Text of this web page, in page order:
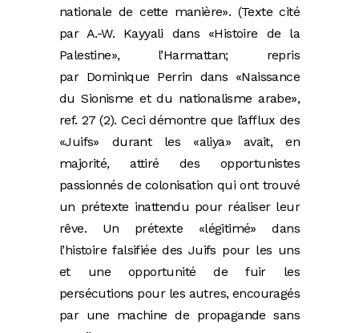
nationale de cette manière». (Texte cité
par A.-W. Kayyali dans «Histoire de la
Palestine», l’Harmattan; repris
par Dominique Perrin dans «Naissance
du Sionisme et du nationalisme arabe»,
ref. 27 (2). Ceci démontre que l’afflux des
«Juifs» durant les «aliya» avait, en
majorité, attiré des opportunistes
passionnés de colonisation qui ont trouvé
un prétexte inattendu pour réaliser leur
rêve. Un prétexte «légitimé» dans
l’histoire falsifiée des Juifs pour les uns
et une opportunité de fuir les
persécutions pour les autres, encouragés
par une machine de propagande sans